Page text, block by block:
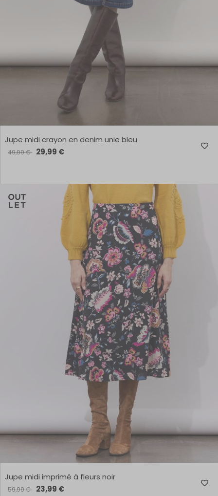
Jupe midi crayon en denim unie bleu
49,99 € 29,99 €
Jupe midi imprimé à fleurs noir
59,99 € 23,99 €